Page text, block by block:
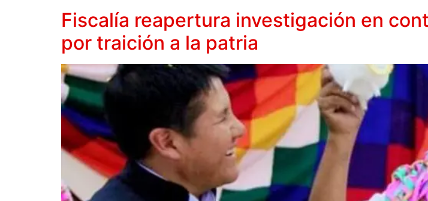
Fiscalía reapertura investigación en
por traición a la patria